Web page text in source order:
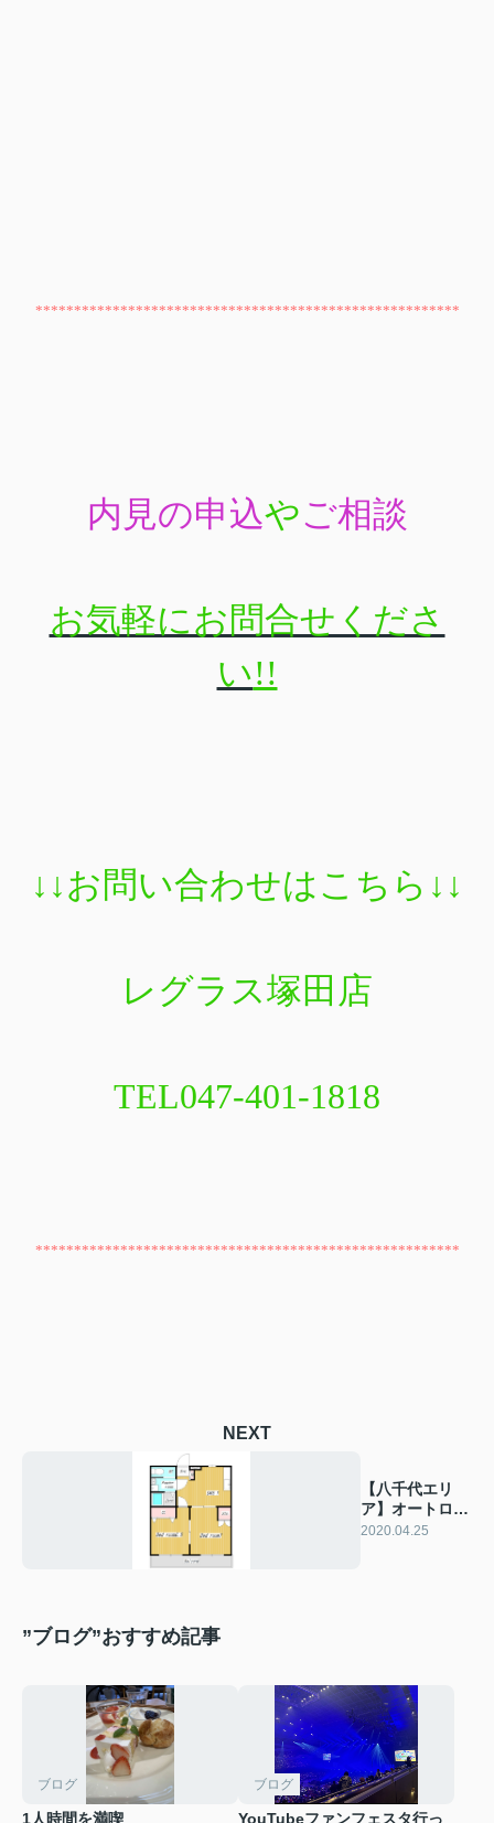
*******************************************************
内見の申込やご相談
お気軽にお問合せくださ
い!!
↓↓お問い合わせはこちら ↓↓
レグラス塚田店
TEL047-401-1818
*******************************************************
NEXT
【八千代エリ
ア】オートロッ
ク付きマンショ
2020.04.25
”ブログ”おすすめ記事
ブログ
1人時間を満喫
ブログ
YouTubeファンフェスタ行っ